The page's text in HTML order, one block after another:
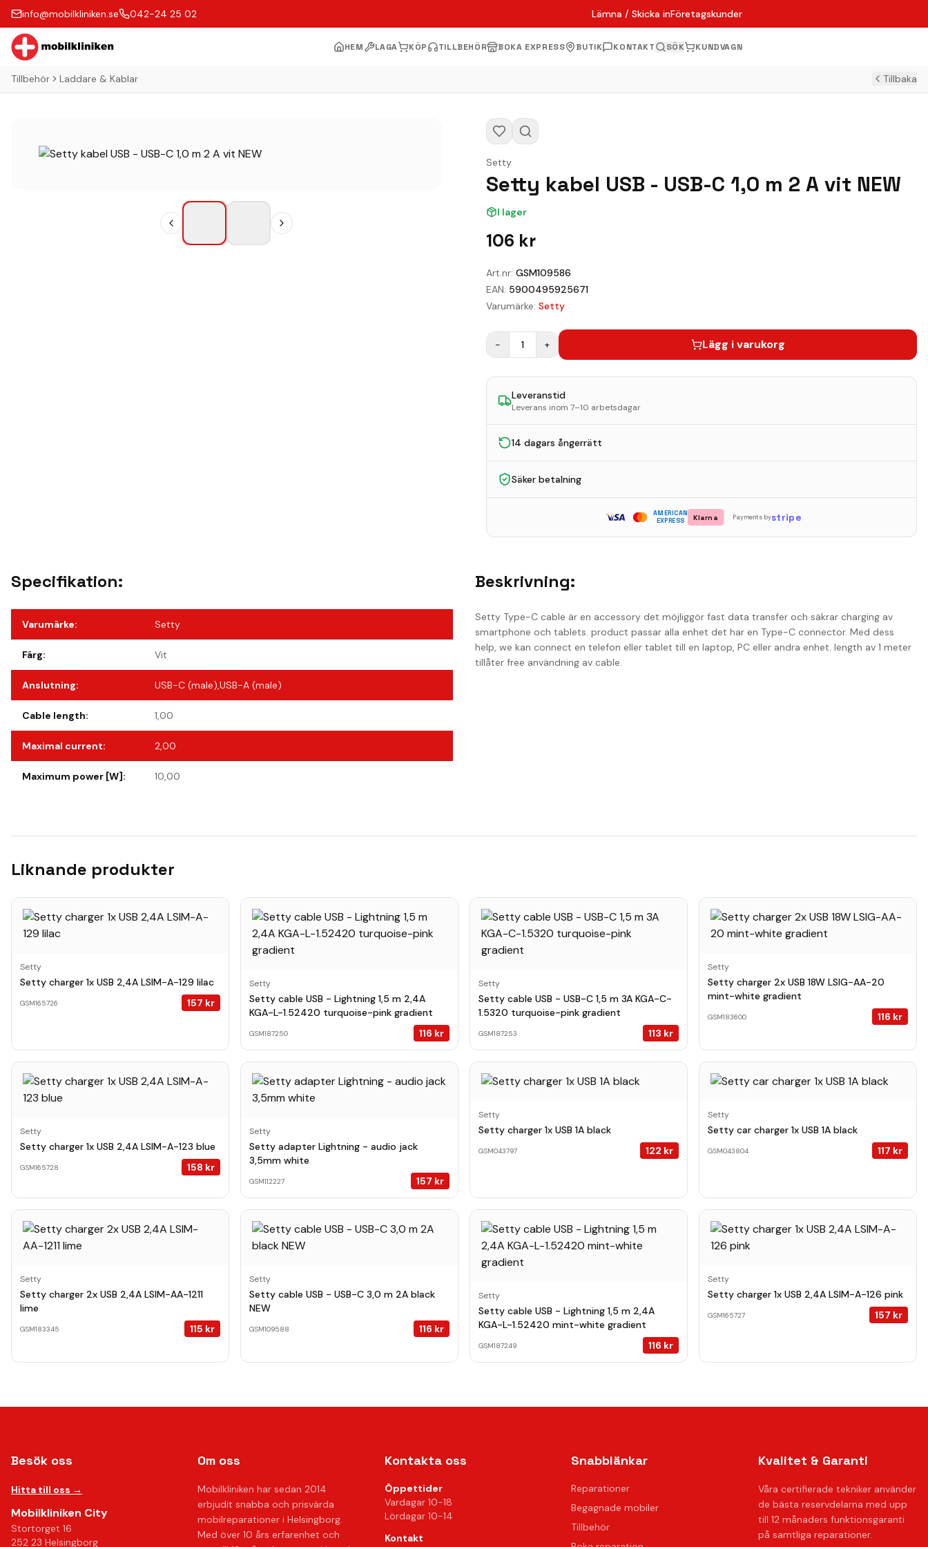
info@mobilkliniken.se 042-24 25 02 Lämna / Skicka inFöretagskunder
HEM LAGA KÖP TILLBEHÖR BOKA EXPRESS BUTIK KONTAKT SÖK KUNDVAGN
Tillbehör Laddare & Kablar Tillbaka
Setty
Setty kabel USB - USB-C 1,0 m 2 A vit NEW
I lager
106 kr
Art.nr: GSM109586
EAN: 5900495925671
Varumärke: Setty
− 1 + Lägg i varukorg
Leveranstid
Leverans inom 7–10 arbetsdagar
14 dagars ångerrätt
Säker betalning
AMERICAN
EXPRESS
Klarna Payments bystripe
Specifikation:
Varumärke: Setty
Färg: Vit
Anslutning: USB-C (male),USB-A (male)
Cable length: 1,00
Maximal current: 2,00
Maximum power [W]: 10,00
Beskrivning:
Setty Type-C cable är en accessory det möjliggör fast data transfer och säkrar charging av
smartphone och tablets. product passar alla enhet det har en Type-C connector. Med dess
help, we kan connect en telefon eller tablet till en laptop, PC eller andra enhet. length av 1 meter
tillåter free användning av cable.
Liknande produkter
Setty
Setty charger 1x USB 2,4A LSIM-A-129 lilac
GSM165726 157 kr
Setty
Setty cable USB - Lightning 1,5 m 2,4A
KGA-L-1.52420 turquoise-pink gradient
GSM187250 116 kr
Setty
Setty cable USB - USB-C 1,5 m 3A KGA-C-
1.5320 turquoise-pink gradient
GSM187253 113 kr
Setty
Setty charger 2x USB 18W LSIG-AA-20
mint-white gradient
GSM183600 116 kr
Setty
Setty charger 1x USB 2,4A LSIM-A-123 blue
GSM165728 158 kr
Setty
Setty adapter Lightning - audio jack
3,5mm white
GSM112227 157 kr
Setty
Setty charger 1x USB 1A black
GSM043797 122 kr
Setty
Setty car charger 1x USB 1A black
GSM043804 117 kr
Setty
Setty charger 2x USB 2,4A LSIM-AA-1211
lime
GSM183345 115 kr
Setty
Setty cable USB - USB-C 3,0 m 2A black
NEW
GSM109588 116 kr
Setty
Setty cable USB - Lightning 1,5 m 2,4A
KGA-L-1.52420 mint-white gradient
GSM187249 116 kr
Setty
Setty charger 1x USB 2,4A LSIM-A-126 pink
GSM165727 157 kr
Besök oss
Hitta till oss →
Mobilkliniken City
Stortorget 16
252 23 Helsingborg
Om oss
Mobilkliniken har sedan 2014
erbjudit snabba och prisvärda
mobilreparationer i Helsingborg.
Med över 10 års erfarenhet och
Kontakta oss
Öppettider
Vardagar 10-18
Lördagar 10-14
Kontakt
Snabblänkar
Reparationer
Begagnade mobiler
Tillbehör
Kvalitet & Garanti
Våra certifierade tekniker använder
de bästa reservdelarna med upp
till 12 månaders funktionsgaranti
på samtliga reparationer.